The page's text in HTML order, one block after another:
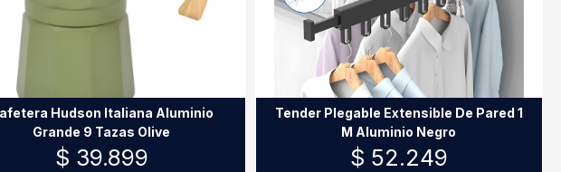
Hudson Italiana Aluminio
Grande 9 Tazas Olive
$ 39.899
Tender Plegable Extensible De Pared 1
M Aluminio Negro
$ 52.249